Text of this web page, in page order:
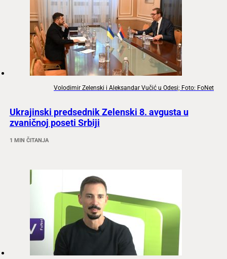
Volodimir Zelenski i Aleksandar Vučić u Odesi; Foto: FoNet
Ukrajinski predsednik Zelenski 8. avgusta u
zvaničnoj poseti Srbiji
1 MIN ČITANJA